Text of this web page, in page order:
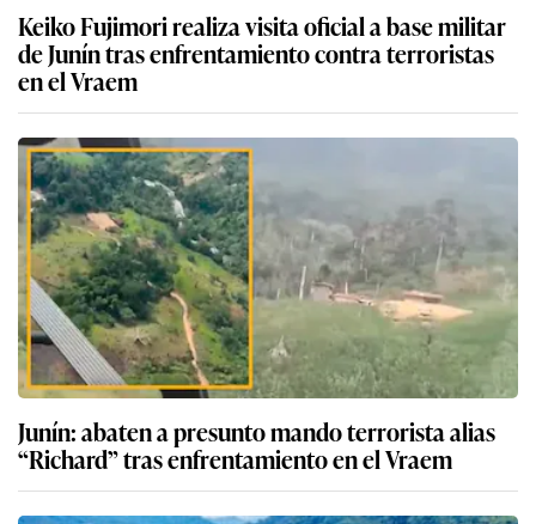
Keiko Fujimori realiza visita oficial a base militar
de Junín tras enfrentamiento contra terroristas
en el Vraem
Junín: abaten a presunto mando terrorista alias
“Richard” tras enfrentamiento en el Vraem